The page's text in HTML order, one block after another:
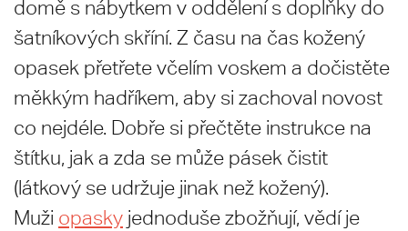
domě s nábytkem v oddělení s doplňky do
šatníkových skříní. Z času na čas kožený
opasek přetřete včelím voskem a dočistěte
měkkým hadříkem, aby si zachoval novost
co nejdéle. Dobře si přečtěte instrukce na
štítku, jak a zda se může pásek čistit
(látkový se udržuje jinak než kožený).
Muži opasky jednoduše zbožňují, vědí je